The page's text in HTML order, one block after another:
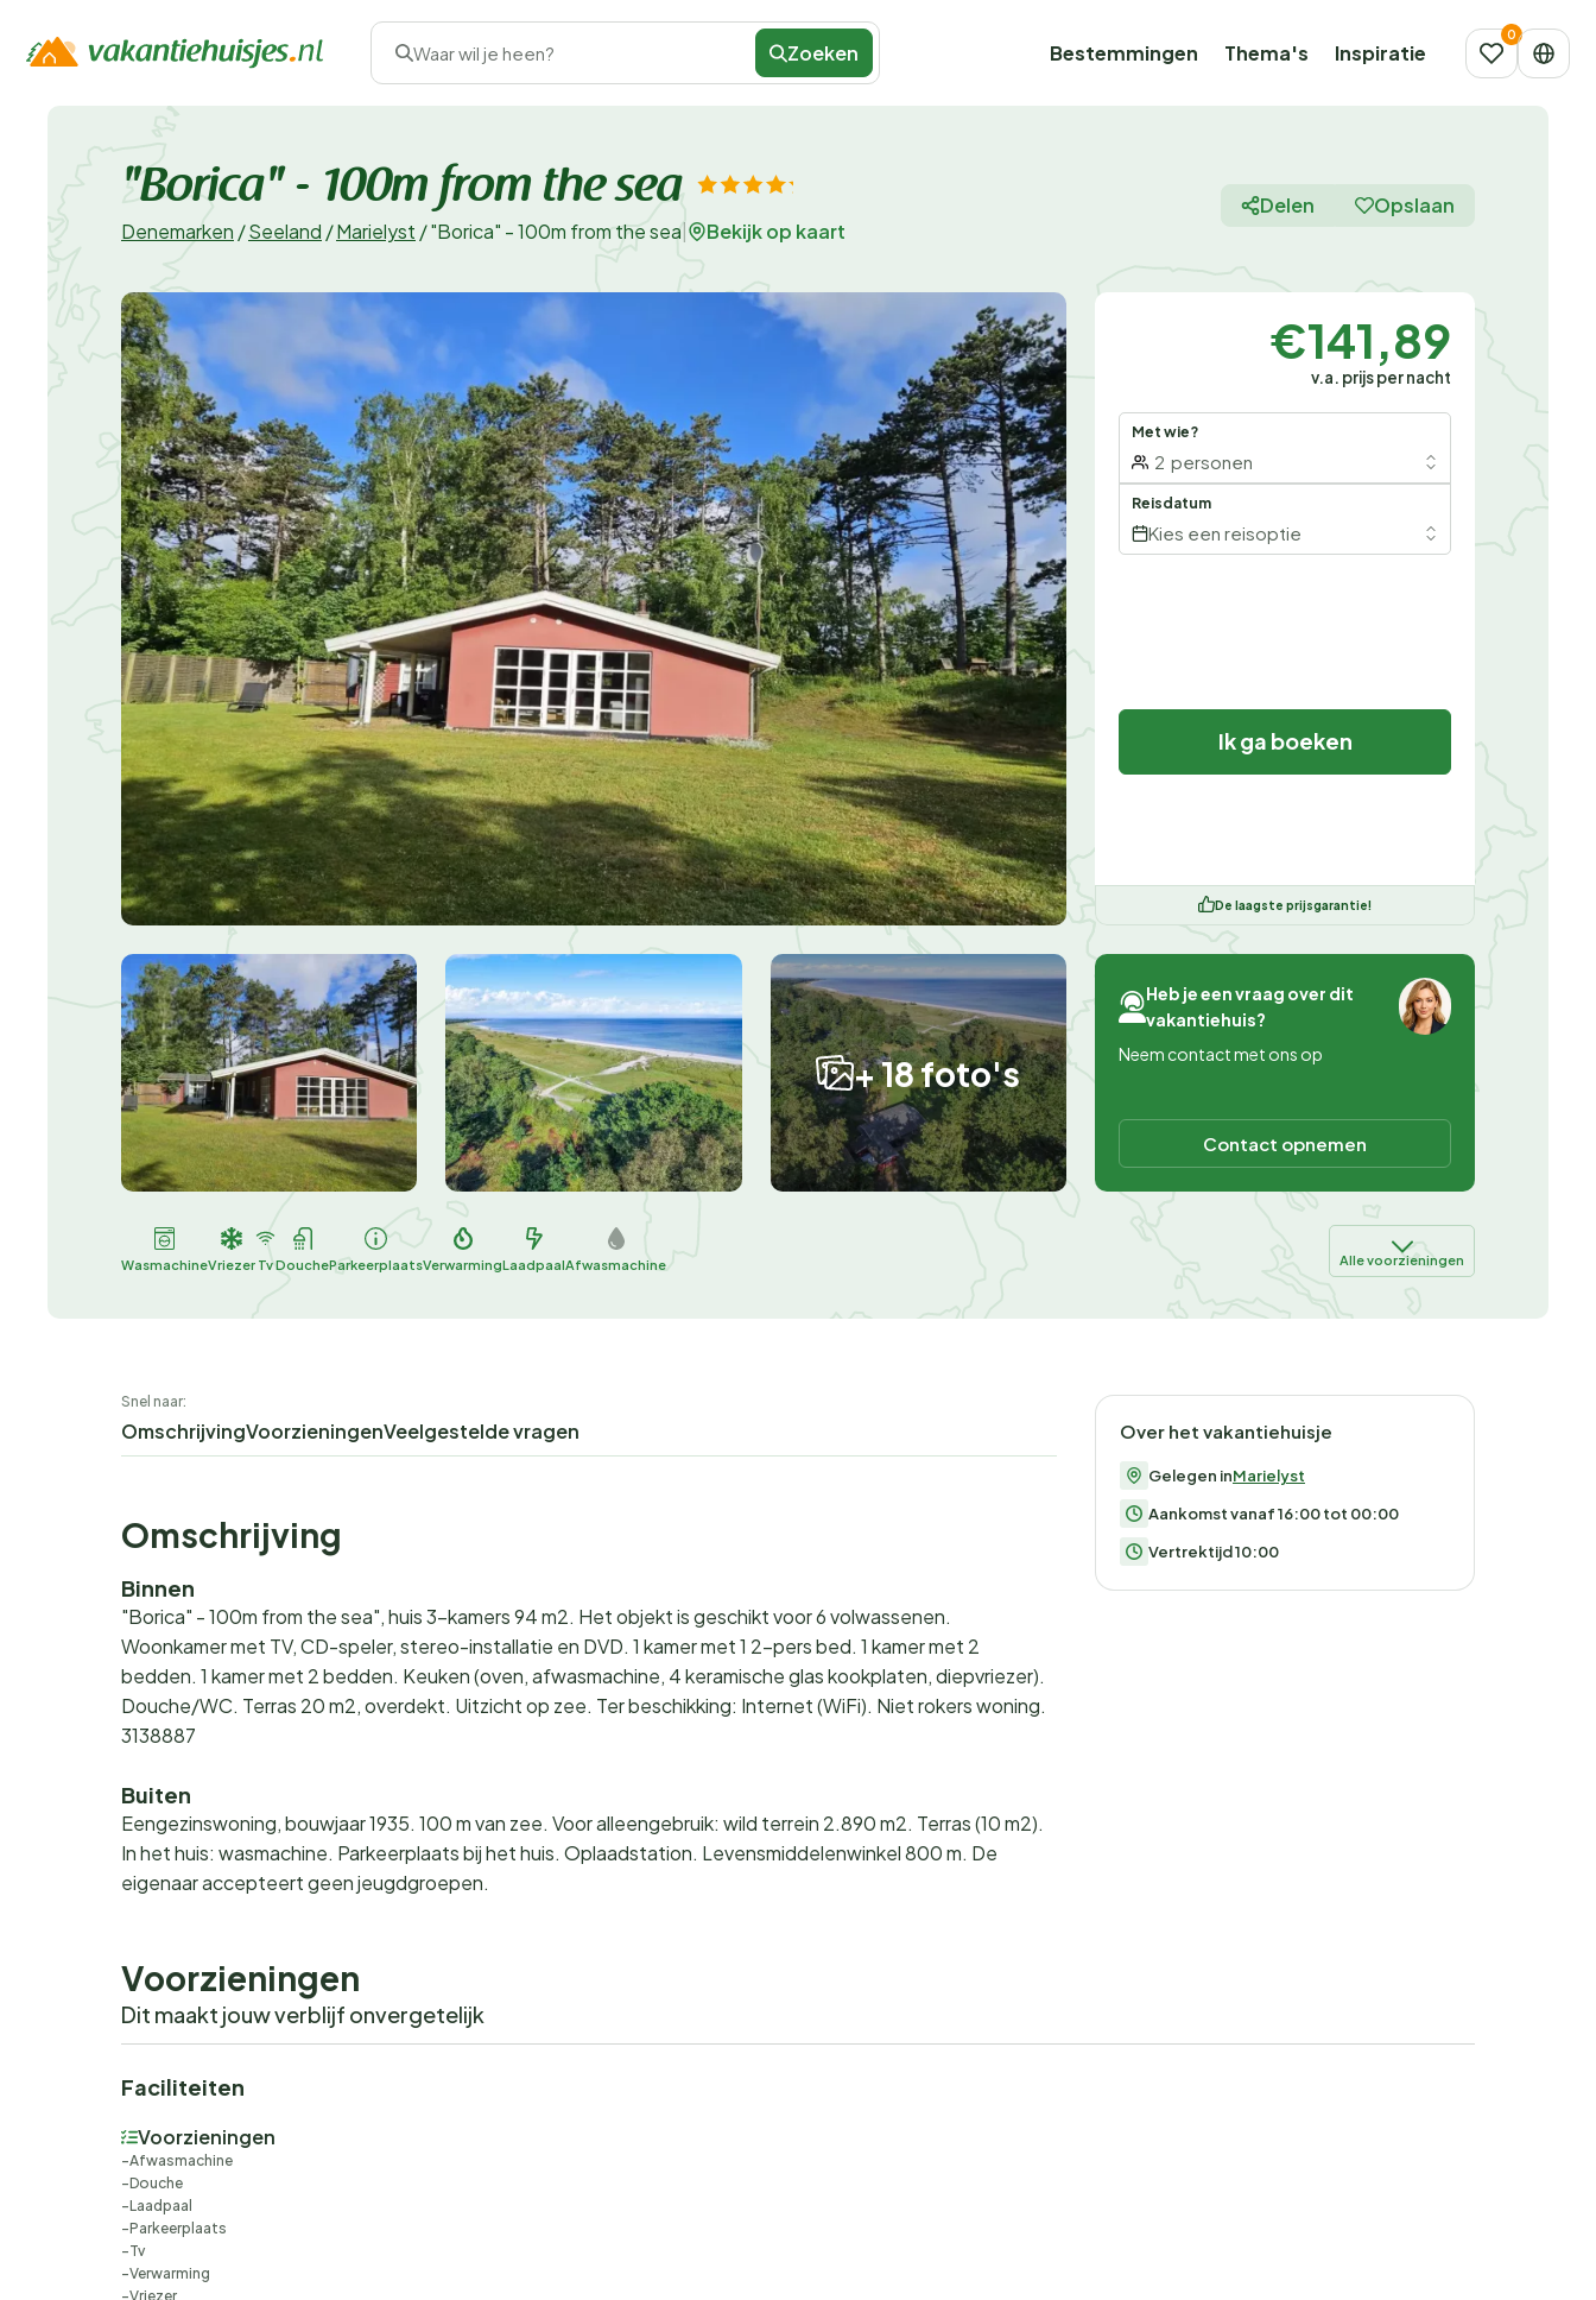
Waar wil je heen? Zoeken Bestemmingen Thema's Inspiratie
"Borica" - 100m from the sea
Denemarken /Seeland /Marielyst /"Borica" - 100m from the sea Bekijk op kaart
Delen Opslaan
+ 18 foto's
€141,89
v.a. prijs per nacht
Met wie?
2 personen
Reisdatum
Kies een reisoptie
Ik ga boeken
De laagste prijsgarantie!
Heb je een vraag over dit
vakantiehuis?
Neem contact met ons op
Contact opnemen
WasmachineVriezer TvDoucheParkeerplaatsVerwarmingLaadpaalAfwasmachine Alle voorzieningen
Snel naar:
OmschrijvingVoorzieningenVeelgestelde vragen
Omschrijving
Binnen
"Borica" - 100m from the sea", huis 3-kamers 94 m2. Het objekt is geschikt voor 6 volwassenen.
Woonkamer met TV, CD-speler, stereo-installatie en DVD. 1 kamer met 1 2-pers bed. 1 kamer met 2
bedden. 1 kamer met 2 bedden. Keuken (oven, afwasmachine, 4 keramische glas kookplaten, diepvriezer).
Douche/WC. Terras 20 m2, overdekt. Uitzicht op zee. Ter beschikking: Internet (WiFi). Niet rokers woning.
3138887
Buiten
Eengezinswoning, bouwjaar 1935. 100 m van zee. Voor alleengebruik: wild terrein 2.890 m2. Terras (10 m2).
In het huis: wasmachine. Parkeerplaats bij het huis. Oplaadstation. Levensmiddelenwinkel 800 m. De
eigenaar accepteert geen jeugdgroepen.
Over het vakantiehuisje
Gelegen inMarielyst
Aankomst vanaf 16:00 tot 00:00
Vertrektijd 10:00
Voorzieningen
Dit maakt jouw verblijf onvergetelijk
Faciliteiten
Voorzieningen
Afwasmachine
Douche
Laadpaal
Parkeerplaats
Tv
Verwarming
Vriezer